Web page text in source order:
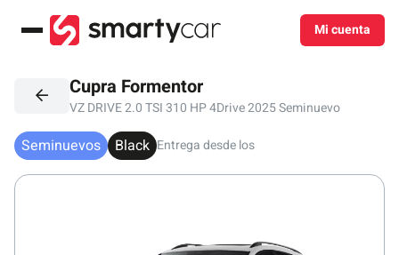
Menú Mi cuenta
Cupra Formentor
VZ DRIVE 2.0 TSI 310 HP 4Drive 2025Seminuevo
Seminuevos Black Entrega desde los